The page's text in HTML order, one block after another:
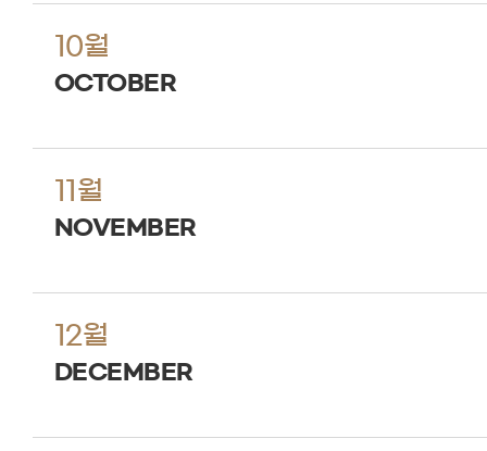
10월
OCTOBER
11월
NOVEMBER
12월
DECEMBER